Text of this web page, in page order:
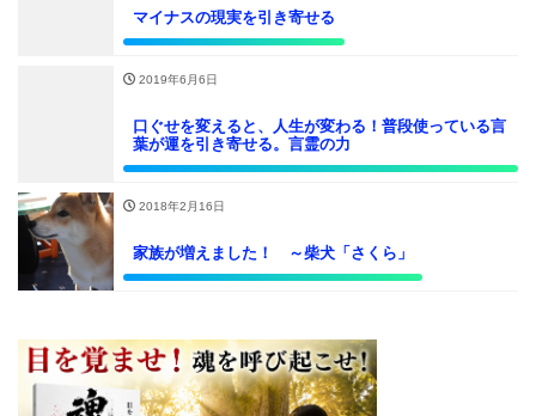
マイナスの現実を引き寄せる
2019年6月6日
口ぐせを変えると、人生が変わる！普段使っている言
葉が運を引き寄せる。言霊の力
2018年2月16日
家族が増えました！ ～柴犬「さくら」